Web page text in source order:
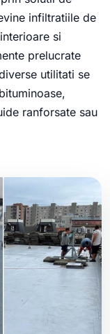
infiltratiile de
si
prelucrate
utilitati se
ranforsate sau